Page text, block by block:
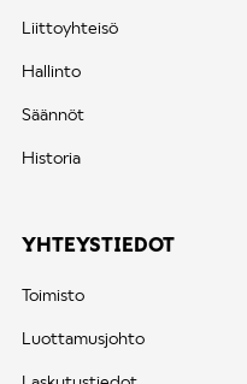
Liittoyhteisö
Hallinto
Säännöt
Historia
YHTEYSTIEDOT
Toimisto
Luottamusjohto